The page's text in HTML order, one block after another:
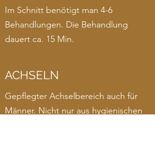
Im Schnitt benötigt man 4-6
Behandlungen. Die Behandlung
dauert ca. 15 Min.
ACHSELN
Gepflegter Achselbereich auch für
Männer. Nicht nur aus hygienischen